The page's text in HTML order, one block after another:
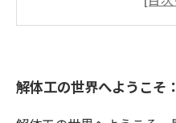
ット
解体工の成功事例：
解体工の世界へようこそ